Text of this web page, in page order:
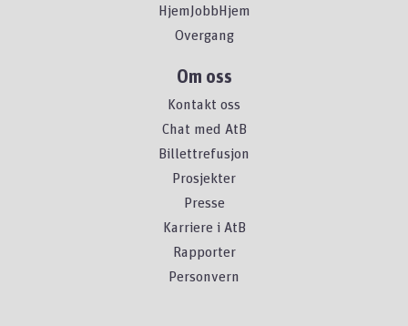
HjemJobbHjem
Overgang
Om oss
Kontakt oss
Chat med AtB
Billettrefusjon
Prosjekter
Presse
Karriere i AtB
Rapporter
Personvern